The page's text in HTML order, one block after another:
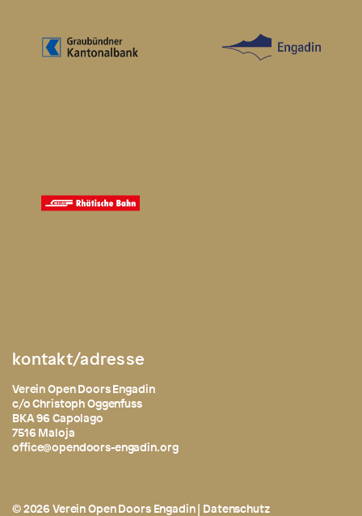
kontakt/adresse
Verein Open Doors Engadin
c/o Christoph Oggenfuss
BKA 96 Capolago
7516 Maloja
office@opendoors-engadin.org
© 2026 Verein Open Doors Engadin | Datenschutz